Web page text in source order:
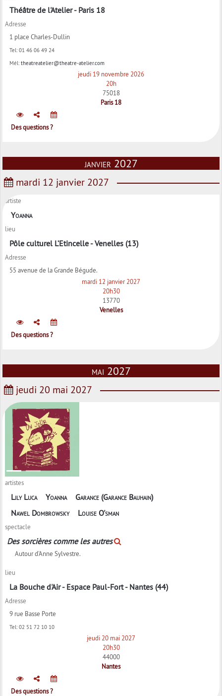
Théâtre de l'Atelier - Paris 18
Adresse
1 place Charles-Dullin
Tel: 01 46 06 49 24
Mél: theatreatelier@theatre-atelier.com
jeudi 19 novembre 2026
20h
75018
Paris 18
Des questions ?
janvier 2027
mardi 12 janvier 2027
artiste
Yoanna
lieu
Pôle culturel L’Etincelle - Venelles (13)
Adresse
55 avenue de la Grande Bégude.
mardi 12 janvier 2027
20h30
13770
Venelles
Des questions ?
mai 2027
jeudi 20 mai 2027
artistes
Lily Luca Yoanna
Garance (Garance Bauhain)
Nawel Dombrowsky
Louise O'sman
spectacle
Des sorcières comme les autres
Autour d'Anne Sylvestre.
lieu
La Bouche d'Air - Espace Paul-Fort - Nantes (44)
Adresse
9 rue Basse Porte
Tel: 02 51 72 10 10
jeudi 20 mai 2027
20h30
44000
Nantes
Des questions ?